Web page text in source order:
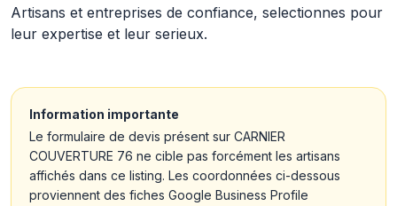
Artisans et entreprises de confiance, selectionnes pour
leur expertise et leur serieux.
Information importante
Le formulaire de devis présent sur CARNIER
COUVERTURE 76 ne cible pas forcément les artisans
affichés dans ce listing. Les coordonnées ci-dessous
proviennent des fiches Google Business Profile